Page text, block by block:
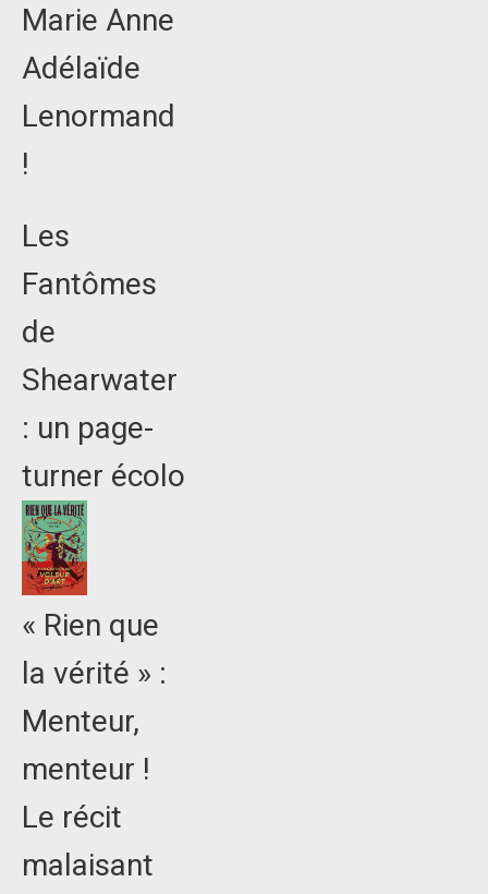
Marie Anne
Adélaïde
Lenormand
!
Les
Fantômes
de
Shearwater
: un page-
turner écolo
« Rien que
la vérité » :
Menteur,
menteur !
Le récit
malaisant